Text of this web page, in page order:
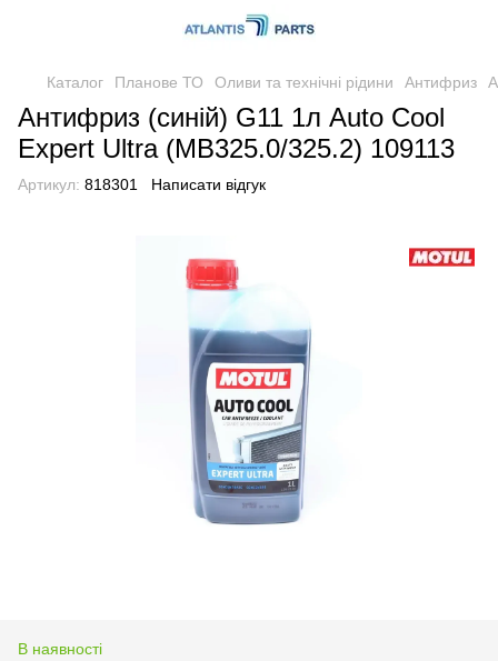
Каталог Планове ТО Оливи та технічні рідини Антифриз
Антифриз (синій) G11 1л Auto Cool
Expert Ultra (MB325.0/325.2) 109113
Артикул: 818301 Написати відгук
В наявності